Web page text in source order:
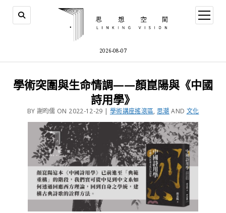
2026-08-07
學術突圍與生命情調——顏崑陽與《中國
詩用學》
BY 謝昀儒 ON 2022-12-29 | 學術講座搖滾區,思潮 AND 文化